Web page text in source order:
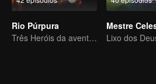
Rio Púrpura
Três Heróis da aventura de Zichuan no Continente Xichuan